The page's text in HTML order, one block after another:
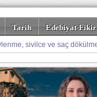
Tarih
Edebiyat-Fikir